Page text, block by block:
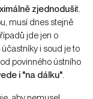
zjednodušit.
musí dnes stejně
jde jen o
i soud je to
povinného ústního
i "na dálku".